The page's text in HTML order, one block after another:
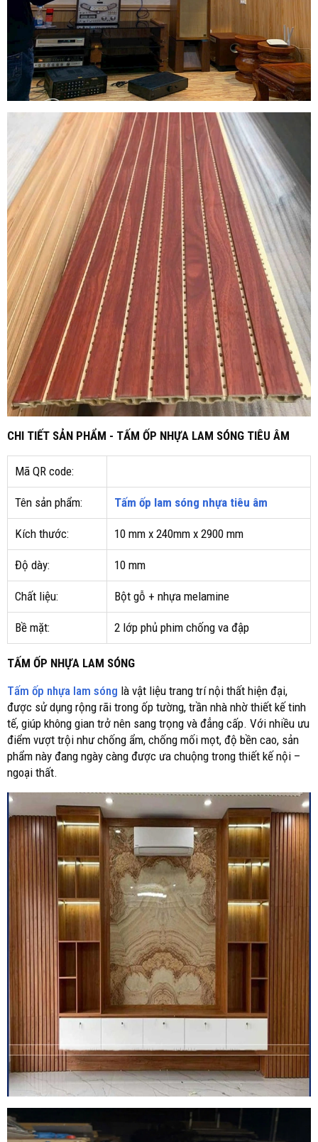
CHI TIẾT SẢN PHẨM - TẤM ỐP NHỰA LAM SÓNG TIÊU ÂM
Mã QR code:
Tên sản phẩm: Tấm ốp lam sóng nhựa tiêu âm
Kích thước: 10 mm x 240mm x 2900 mm
Độ dày: 10 mm
Chất liệu: Bột gỗ + nhựa melamine
Bề mặt: 2 lớp phủ phim chống va đập
TẤM ỐP NHỰA LAM SÓNG
Tấm ốp nhựa lam sóng là vật liệu trang trí nội thất hiện đại,
được sử dụng rộng rãi trong ốp tường, trần nhà nhờ thiết kế tinh
tế, giúp không gian trở nên sang trọng và đẳng cấp. Với nhiều ưu
điểm vượt trội như chống ẩm, chống mối mọt, độ bền cao, sản
phẩm này đang ngày càng được ưa chuộng trong thiết kế nội –
ngoại thất.